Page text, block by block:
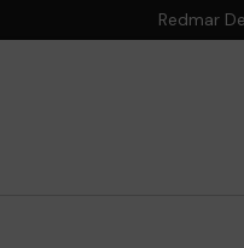
Redmar